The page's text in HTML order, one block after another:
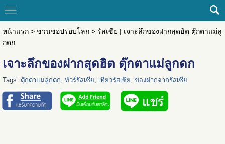
หน้าแรก> ชวนชอปรอบโลก> รัสเซีย | เจาะลึกของฝากสุดฮิต ตุ๊กตาแม่ลู
กดก
เจาะลึกของฝากสุดฮิต ตุ๊กตาแม่ลูกดก
Tags: ตุ๊กตาแม่ลูกดก, ทัวร์รัสเซีย, เที่ยวรัสเซีย, ของฝากจากรัสเซีย